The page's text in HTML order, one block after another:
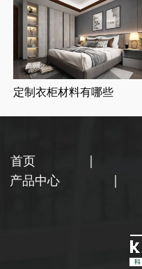
定制衣柜材料有哪些
首页|
产品中心 |